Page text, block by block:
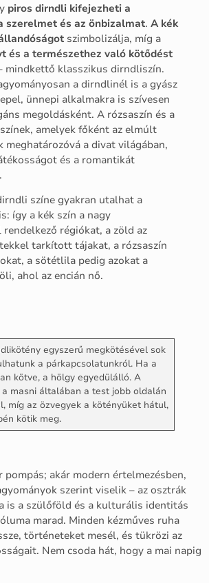
piros dirndli kifejezheti a
szerelmet és az önbizalmat.A kék
szimbolizálja, míg a
és a természethez való kötődést
mindkettő klasszikus dirndliszín.
a dirndlinél is a gyász
ünnepi alkalmakra is szívesen
megoldásként. A rózsaszín és a
amelyek főként az elmúlt
meghatározóvá a divat világában,
és a romantikát
színe gyakran utalhat a
is: így a kék szín a nagy
régiókat, a zöld az
tarkított tájakat, a rózsaszín
a sötétlila pedig azokat a
ahol az encián nő.
egyszerű megkötésével sok
a párkapcsolatunkról. Ha a
kötve, a hölgy egyedülálló. A
masni általában a test jobb oldalán
míg az özvegyek a kötényüket hátul,
kötik meg.
pompás; akár modern értelmezésben,
szerint viselik – az osztrák
is a szülőföld és a kulturális identitás
marad. Minden kézműves ruha
történeteket mesél, és tükrözi az
Nem csoda hát, hogy a mai napig